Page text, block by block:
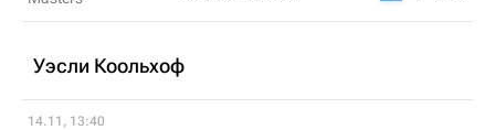
Уэсли Коольхоф
14.11, 13:40